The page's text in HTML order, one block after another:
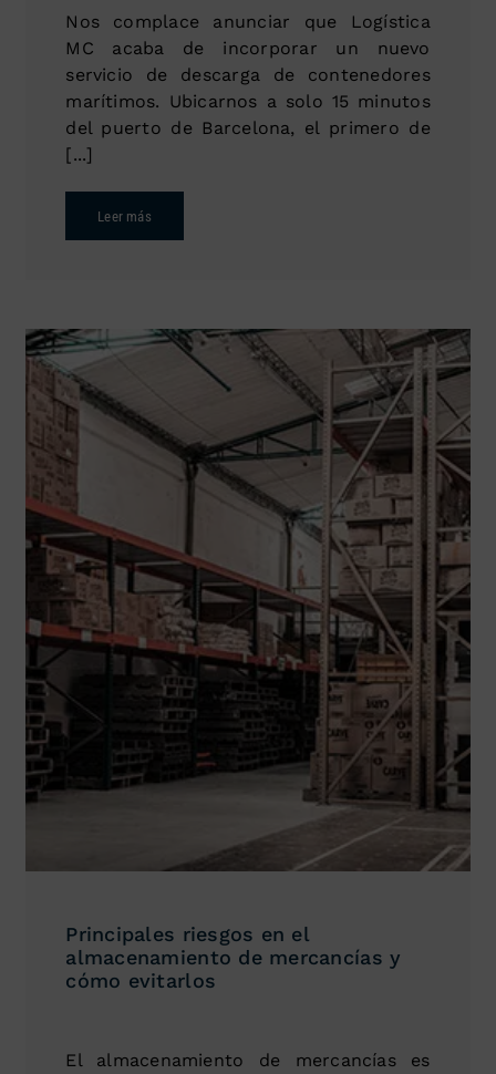
Nos complace anunciar que Logística
MC acaba de incorporar un nuevo
servicio de descarga de contenedores
marítimos. Ubicarnos a solo 15 minutos
del puerto de Barcelona, el primero de
[...]
Leer más
Principales riesgos en el
almacenamiento de mercancías y
cómo evitarlos
El almacenamiento de mercancías es